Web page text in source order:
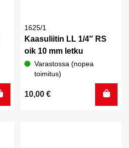
1625/1
Kaasuliitin LL 1/4″ RS
oik 10 mm letku
Varastossa (nopea
toimitus)
10,00 €